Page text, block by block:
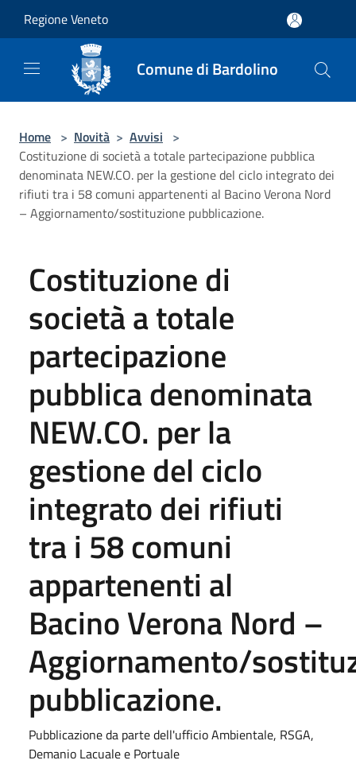
Regione Veneto
Comune di Bardolino
Home > Novità > Avvisi >
Costituzione di società a totale partecipazione pubblica
denominata NEW.CO. per la gestione del ciclo integrato dei
rifiuti tra i 58 comuni appartenenti al Bacino Verona Nord
– Aggiornamento/sostituzione pubblicazione.
Costituzione di
società a totale
partecipazione
pubblica denominata
NEW.CO. per la
gestione del ciclo
integrato dei rifiuti
tra i 58 comuni
appartenenti al
Bacino Verona Nord –
Aggiornamento/
pubblicazione.
Pubblicazione da parte dell'ufficio Ambientale, RSGA,
Demanio Lacuale e Portuale